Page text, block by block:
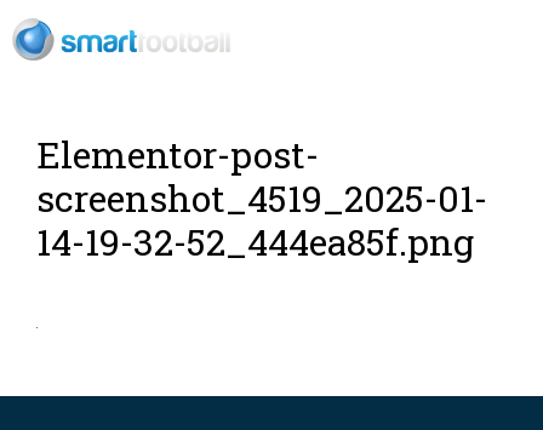
Elementor-post-
screenshot_4519_2025-01-
14-19-32-52_444ea85f.png